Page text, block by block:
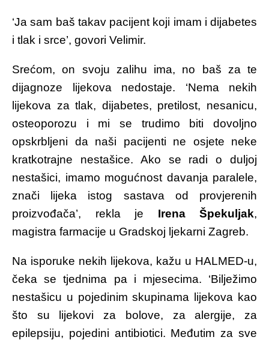
‘Ja sam baš takav pacijent koji imam i dijabetes
i tlak i srce’, govori Velimir.
Srećom, on svoju zalihu ima, no baš za te
dijagnoze lijekova nedostaje. ‘Nema nekih
lijekova za tlak, dijabetes, pretilost, nesanicu,
osteoporozu i mi se trudimo biti dovoljno
opskrbljeni da naši pacijenti ne osjete neke
kratkotrajne nestašice. Ako se radi o duljoj
nestašici, imamo mogućnost davanja paralele,
znači lijeka istog sastava od provjerenih
proizvođača’, rekla je Irena Špekuljak,
magistra farmacije u Gradskoj ljekarni Zagreb.
Na isporuke nekih lijekova, kažu u HALMED-u,
čeka se tjednima pa i mjesecima. ‘Bilježimo
nestašicu u pojedinim skupinama lijekova kao
što su lijekovi za bolove, za alergije, za
epilepsiju, pojedini antibiotici. Međutim za sve